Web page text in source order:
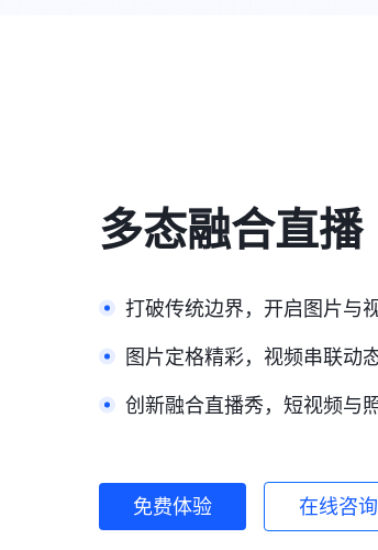
多态融合直播
打破传统边界，开启图片与
图片定格精彩，视频串联动
创新融合直播秀，短视频与
免费体验 在线咨询